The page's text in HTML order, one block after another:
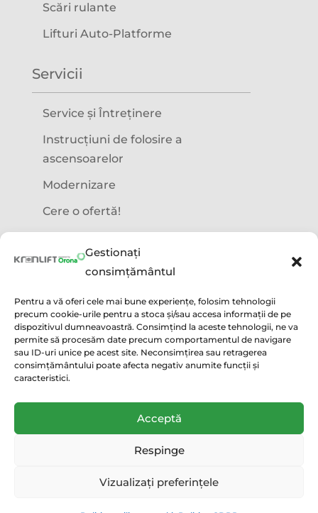
Gestionați
consimțământul
Pentru a vă oferi cele mai bune experiențe, folosim tehnologii
precum cookie-urile pentru a stoca și/sau accesa informații de pe
dispozitivul dumneavoastră. Consimțind la aceste tehnologii, ne va
permite să procesăm date precum comportamentul de navigare
sau ID-uri unice pe acest site. Neconsimțirea sau retragerea
consimțământului poate afecta negativ anumite funcții și
caracteristici.
Acceptă
Respinge
Vizualizați preferințele
Scări rulante
Lifturi Auto-Platforme
Servicii
Service și Întreținere
Instrucțiuni de folosire a
ascensoarelor
Modernizare
Cere o ofertă!
Precizări legale
Politica GDPR
Politica utilizare cookie
Condiții acordare Garanție
Copyright 2021 | Powered by